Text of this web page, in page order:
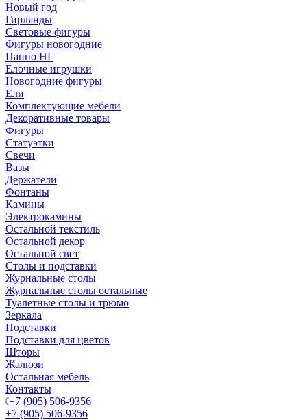
Новый год
Гирлянды
Световые фигуры
Фигуры новогодние
Панно НГ
Елочные игрушки
Новогодние фигуры
Ели
Комплектующие мебели
Декоративные товары
Фигуры
Статуэтки
Свечи
Вазы
Держатели
Фонтаны
Камины
Электрокамины
Остальной текстиль
Остальной декор
Остальной свет
Столы и подставки
Журнальные столы
Журнальные столы остальные
Туалетные столы и трюмо
Зеркала
Подставки
Подставки для цветов
Шторы
Жалюзи
Остальная мебель
Контакты
+7 (905) 506-9356
+7 (905) 506-9356